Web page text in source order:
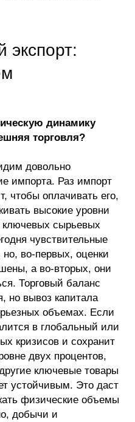
экспорт:
динамику
торговля?
довольно
импорта. Раз импорт
чтобы оплачивать его,
высокие уровни
сырьевых
чувствительные
во-первых, оценки
а во-вторых, они
Торговый баланс
но вывоз капитала
объемах. Если
в глобальный или
кризисов и сохранит
двух процентов,
ключевые товары
устойчивым. Это даст
физические объемы
добычи и